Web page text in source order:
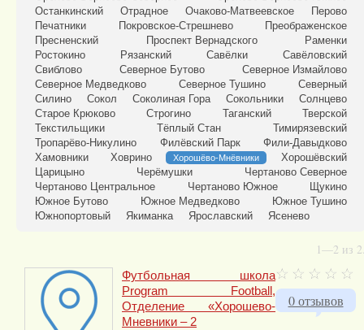
Останкинский
Отрадное Очаково-Матвеевское
Перово
Печатники
Покровское-Стрешнево
Преображенское
Пресненский
Проспект Вернадского
Раменки
Ростокино
Рязанский Савёлки
Савёловский
Свиблово
Северное Бутово
Северное Измайлово
Северное Медведково
Северное Тушино
Северный
Силино
Сокол Соколиная Гора Сокольники
Солнцево
Старое Крюково
Строгино Таганский
Тверской
Текстильщики
Тёплый Стан
Тимирязевский
Тропарёво-Никулино
Филёвский Парк
Фили-Давыдково
Хамовники
Ховрино Хорошёво-Мнёвники
Хорошёвский
Царицыно
Черёмушки
Чертаново Северное
Чертаново Центральное
Чертаново Южное
Щукино
Южное Бутово
Южное Медведково
Южное Тушино
Южнопортовый
Якиманка Ярославский Ясенево
1—2 из
0 отзывов
Футбольная школа
Program Football,
Отделение «Хорошево-
Мневники – 2